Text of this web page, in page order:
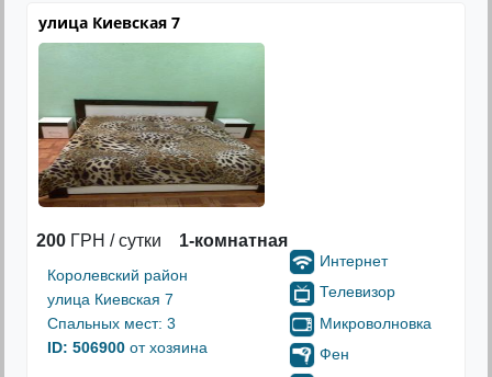
улица Киевская 7
200 ГРН / сутки 1-комнатная
Королевский район
улица Киевская 7
Спальных мест: 3
ID: 506900 от хозяина
Интернет
Телевизор
Микроволновка
Фен